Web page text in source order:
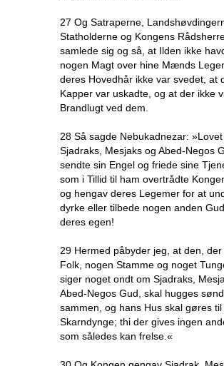
27 Og Satraperne,
Statholderne og Kongens
samlede sig og så, at Ilden ikke
nogen Magt over hine Mænds
deres Hovedhår ikke var svedet, at
Kapper var uskadte, og at der ikke
Brandlugt ved dem.
28 Så sagde Nebukadnezar:
Sjadraks, Mesjaks og Abed-Negos
sendte sin Engel og friede sine
som i Tillid til ham overtrådte
og hengav deres Legemer for at
dyrke eller tilbede nogen anden
deres egen!
29 Hermed påbyder jeg, at den,
Folk, nogen Stamme og noget
siger noget ondt om Sjadraks,
Abed-Negos Gud, skal hugges
sammen, og hans Hus skal gøres til
Skarndynge; thi der gives ingen
som således kan frelse.«